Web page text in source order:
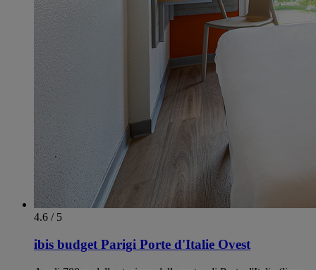
4.6 / 5
ibis budget Parigi Porte d'Italie Ovest